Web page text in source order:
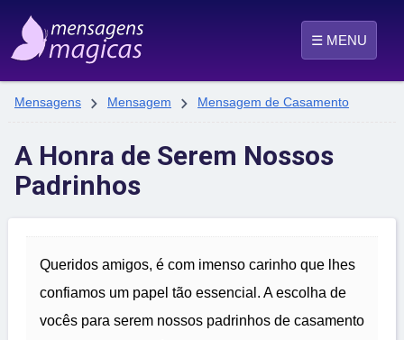
☰ MENU
Mensagens  Mensagem  Mensagem de Casamento
A Honra de Serem Nossos
Padrinhos
Queridos amigos, é com imenso carinho que lhes
confiamos um papel tão essencial. A escolha de
vocês para serem nossos padrinhos de casamento